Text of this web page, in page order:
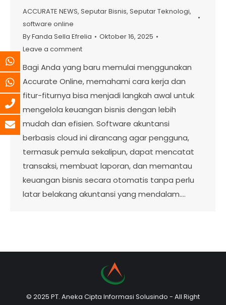
ACCURATE NEWS, Seputar Bisnis, Seputar Teknologi,
software online
ByFanda Sella Efrelia
Oktober 16, 2025
Leave a comment
Bagi Anda yang baru memulai menggunakan
Accurate Online, memahami cara kerja dan
fitur-fiturnya bisa menjadi langkah awal untuk
mengelola keuangan bisnis dengan lebih
mudah dan efisien. Software akuntansi
berbasis cloud ini dirancang agar pengguna,
termasuk pemula sekalipun, dapat mencatat
transaksi, membuat laporan, dan memantau
keuangan bisnis secara otomatis tanpa perlu
latar belakang akuntansi yang mendalam.…
© 2025 PT. Aneka Cipta Informasi Solusindo - All Right